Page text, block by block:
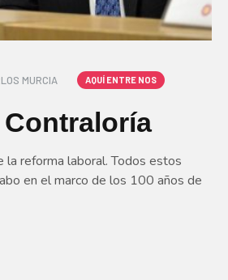
MURCIA AQUÍ ENTRE NOS
la reforma laboral. Todos estos
en el marco de los 100 años de